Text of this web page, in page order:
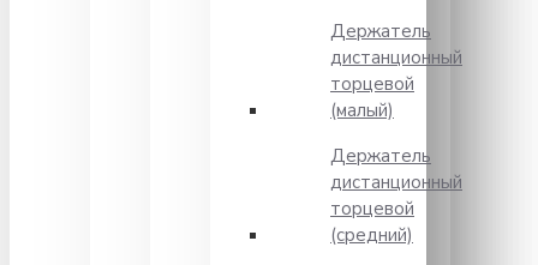
Держатель
дистанционный
торцевой
(малый)
Держатель
дистанционный
торцевой
(средний)